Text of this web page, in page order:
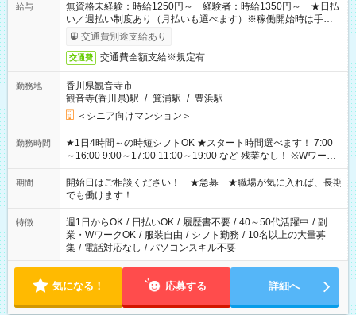
給与
無資格未経験：時給1250円～ 経験者：時給1350円～ ★日払
い／週払い制度あり（月払いも選べます）※稼働開始時は手続き
完了次第のお支払いとなります。
交通費別途支給あり
交通費 交通費全額支給※規定有
勤務地
香川県観音寺市
観音寺(香川県)駅 / 箕浦駅 / 豊浜駅
＜シニア向けマンション＞
勤務時間
★1日4時間～の時短シフトOK ★スタート時間選べます！ 7:00
～16:00 9:00～17:00 11:00～19:00 など 残業なし！ ※Wワーク
の場合、他のお仕事と合わせ週40時間超の就業はご案内できま
せん ※法令に基づき、週20時間以上勤務は社会保険への加入対
象となります ※労働者派遣法（日雇い派遣の原則禁止）によ
り、短時間・短期間の就業はご案内が難しい場合があります
期間
開始日はご相談ください！ ★急募 ★職場が気に入れば、長期
でも働けます！
特徴 週1日からOK / 日払いOK / 履歴書不要 / 40～50代活躍中 / 副
業・WワークOK / 服装自由 / シフト勤務 / 10名以上の大量募
集 / 電話対応なし / パソコンスキル不要
気になる！ 応募する 詳細へ